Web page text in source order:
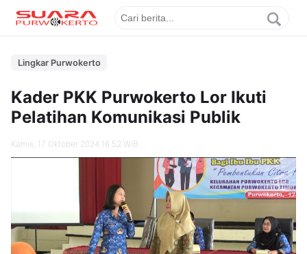
Lingkar Purwokerto
Kader PKK Purwokerto Lor Ikuti
Pelatihan Komunikasi Publik
Kamis, 17 Oktober 2024 16.52 WIB